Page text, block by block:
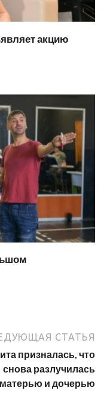
акцию
СТАТЬЯ
призналась, что
снова разлучилась
и дочерью